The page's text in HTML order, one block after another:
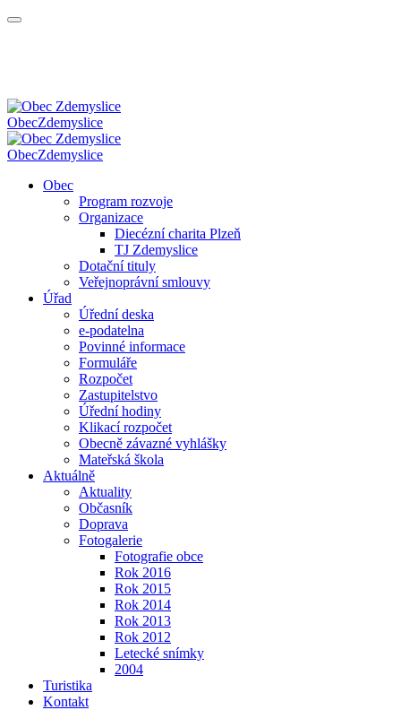
ObecZdemyslice
ObecZdemyslice
Obec
Program rozvoje
Organizace
Diecézní charita Plzeň
TJ Zdemyslice
Dotační tituly
Veřejnoprávní smlouvy
Úřad
Úřední deska
e-podatelna
Povinné informace
Formuláře
Rozpočet
Zastupitelstvo
Úřední hodiny
Klikací rozpočet
Obecně závazné vyhlášky
Mateřská škola
Aktuálně
Aktuality
Občasník
Doprava
Fotogalerie
Fotografie obce
Rok 2016
Rok 2015
Rok 2014
Rok 2013
Rok 2012
Letecké snímky
2004
Turistika
Kontakt